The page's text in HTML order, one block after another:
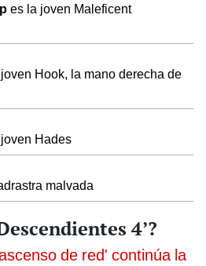
es la joven Maleficent
Hook, la mano derecha de
Hades
malvada
4’?
de red' continúa la